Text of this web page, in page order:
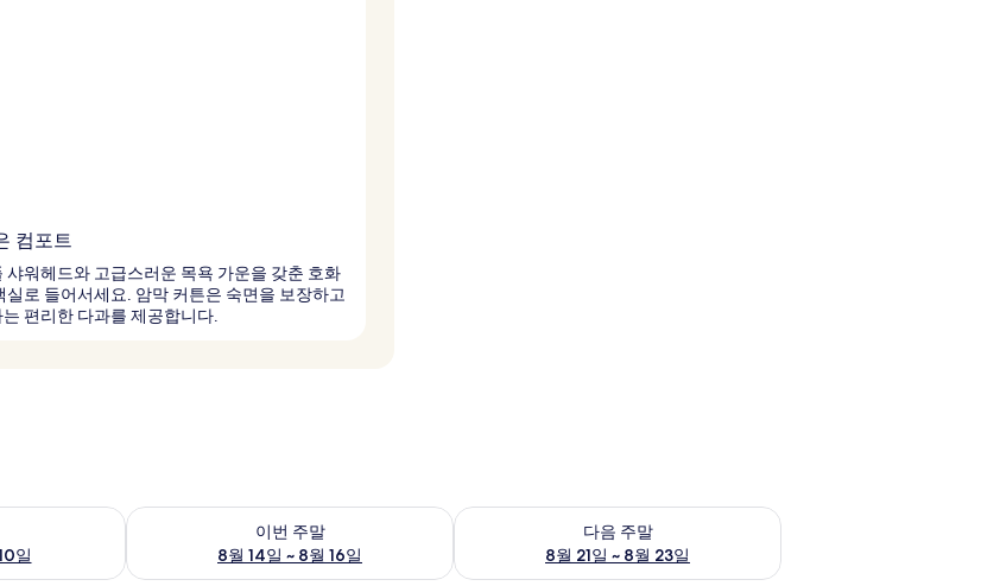
컴포트
샤워헤드와 고급스러운 목욕 가운을 갖춘 호화
실로 들어서세요. 암막 커튼은 숙면을 보장하고
편리한 다과를 제공합니다.
일
월 9일 ~ 8월 10일
이번 주말
8월 14일 ~ 8월 16일
이번 주말 예약 가능 여부 확인, 8월 14일 ~ 8월 16일
다음 주말
8월 21일 ~ 8월 23일
다음 주말 예약 가능 여부 확인, 8월 21일 ~ 8월 23일